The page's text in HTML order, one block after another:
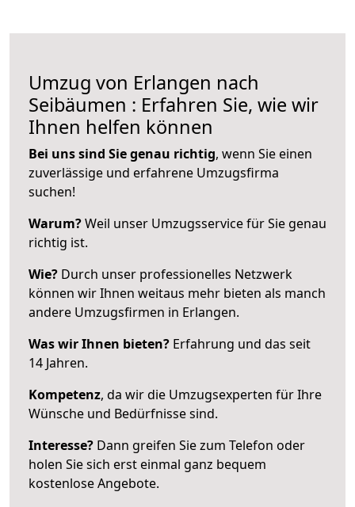
Umzug von Erlangen nach
Seibäumen : Erfahren Sie, wie wir
Ihnen helfen können
Bei uns sind Sie genau richtig, wenn Sie einen
zuverlässige und erfahrene Umzugsfirma
suchen!
Warum?Weil unser Umzugsservice für Sie genau
richtig ist.
Wie? Durch unser professionelles Netzwerk
können wir Ihnen weitaus mehr bieten als manch
andere Umzugsfirmen in Erlangen.
Was wir Ihnen bieten? Erfahrung und das seit
14 Jahren.
Kompetenz, da wir die Umzugsexperten für Ihre
Wünsche und Bedürfnisse sind.
Interesse? Dann greifen Sie zum Telefon oder
holen Sie sich erst einmal ganz bequem
kostenlose Angebote.